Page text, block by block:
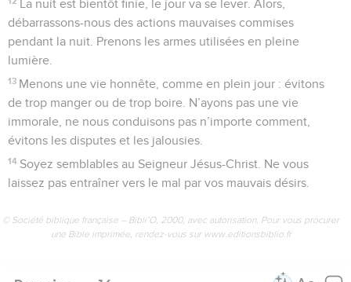
La nuit est bientôt finie, le jour va se lever. Alors,
débarrassons-nous des actions mauvaises commises
pendant la nuit. Prenons les armes utilisées en pleine
lumière.
13 Menons une vie honnête, comme en plein jour : évitons
de trop manger ou de trop boire. N’ayons pas une vie
immorale, ne nous conduisons pas n’importe comment,
évitons les disputes et les jalousies.
14 Soyez semblables au Seigneur Jésus-Christ. Ne vous
laissez pas entraîner vers le mal par vos mauvais désirs.
© Société biblique française – Bibli’O, 2000, avec autorisation. Pour vous procurer
une Bible imprimée, rendez-vous sur www.editionsbiblio.fr